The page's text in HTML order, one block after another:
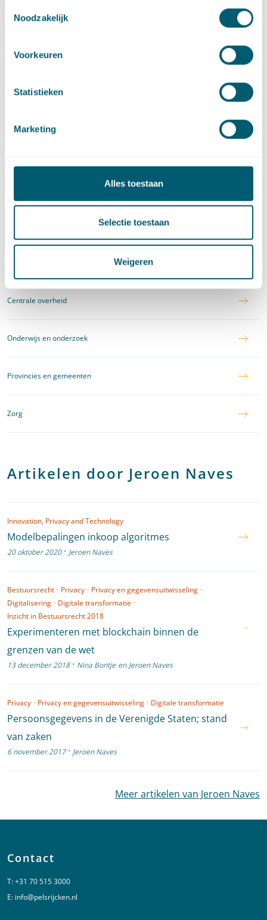
Noodzakelijk
Voorkeuren
Statistieken
Marketing
Alles toestaan
Selectie toestaan
Weigeren
Sector
Centrale overheid
Onderwijs en onderzoek
Provincies en gemeenten
Zorg
Artikelen door Jeroen Naves
Innovation, Privacy and Technology
Modelbepalingen inkoop algoritmes
20 oktober 2020 · Jeroen Naves
Bestuursrecht · Privacy · Privacy en gegevensuitwisseling ·
Digitalisering · Digitale transformatie ·
Inzicht in Bestuursrecht 2018
Experimenteren met blockchain binnen de
grenzen van de wet
13 december 2018 · Nina Bontje en Jeroen Naves
Privacy · Privacy en gegevensuitwisseling · Digitale transformatie
Persoonsgegevens in de Verenigde Staten; stand
van zaken
6 november 2017 · Jeroen Naves
Meer artikelen van Jeroen Naves
Contact
T:+31 70 515 3000
E: info@pelsrijcken.nl